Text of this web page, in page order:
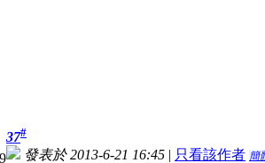
37#
發表於 2013-6-21 16:45 | 只看該作者 簡